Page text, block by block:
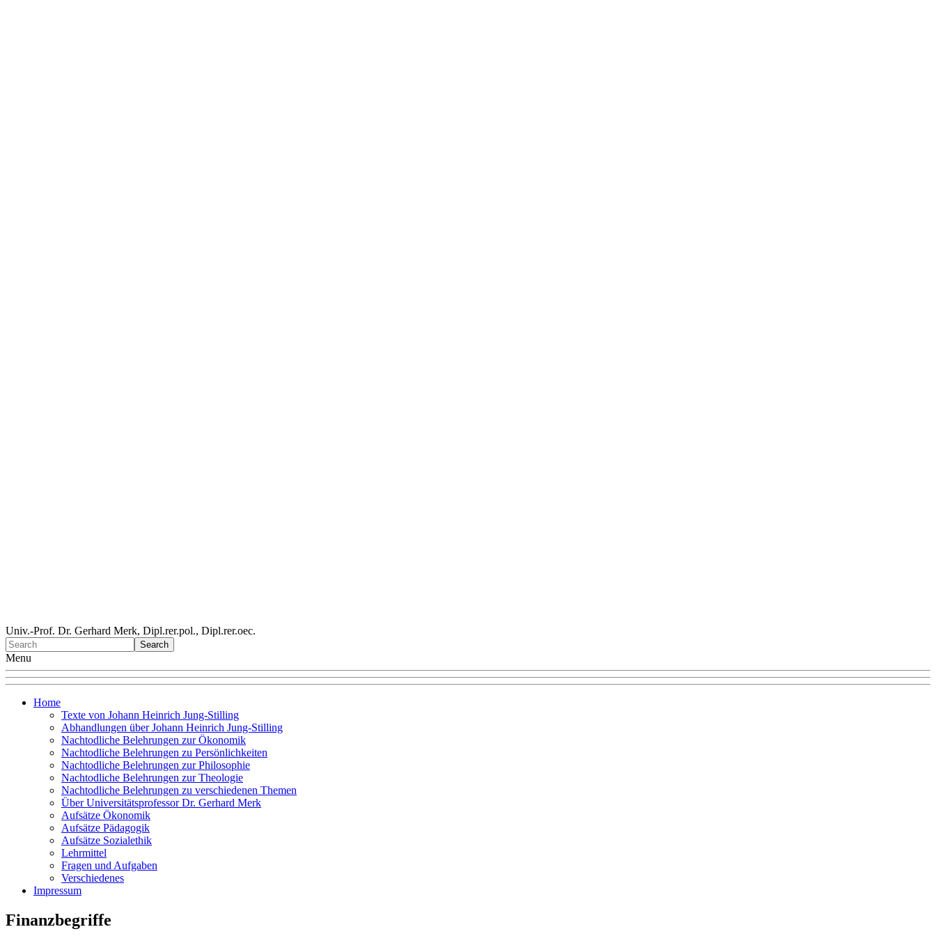
Univ.-Prof. Dr. Gerhard Merk, Dipl.rer.pol., Dipl.rer.oec.
Menu
Home
Texte von Johann Heinrich Jung-Stilling
Abhandlungen über Johann Heinrich Jung-Stilling
Nachtodliche Belehrungen zur Ökonomik
Nachtodliche Belehrungen zu Persönlichkeiten
Nachtodliche Belehrungen zur Philosophie
Nachtodliche Belehrungen zur Theologie
Nachtodliche Belehrungen zu verschiedenen Themen
Über Universitätsprofessor Dr. Gerhard Merk
Aufsätze Ökonomik
Aufsätze Pädagogik
Aufsätze Sozialethik
Lehrmittel
Fragen und Aufgaben
Verschiedenes
Impressum
Finanzbegriffe